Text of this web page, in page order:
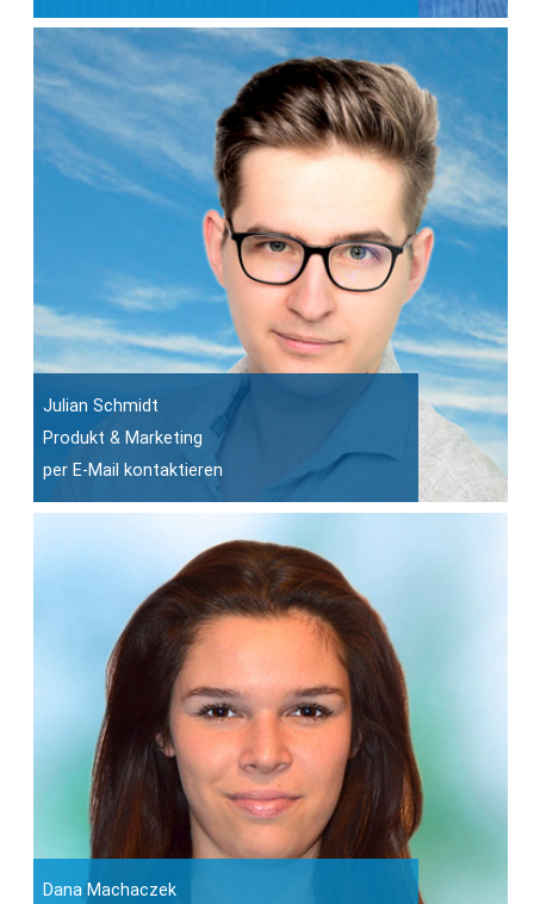
Julian Schmidt
Produkt & Marketing
per E-Mail kontaktieren
Dana Machaczek